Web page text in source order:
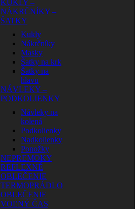
KUKLY –
NÁKRČNÍKY –
ŠATKY
Kukly
Nákrčníky
Masky
Šatky na krk
Šatky na
hlavu
NÁVLEKY –
PODKOLIENKY
Návleky na
kolená
Podkolienky
Nadkolienky
Ponožky
NEPREMOKY
REFLEXNÉ
OBLEČENIE
TERMOPRÁDLO
OBLEČENIE
VOĽNÝ ČAS